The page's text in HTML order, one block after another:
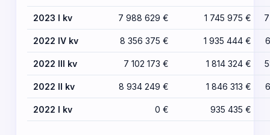
2023 I kv 7 988 629 € 1 745 975 €
2022 IV kv 8 356 375 € 1 935 444 €
2022 III kv 7 102 173 € 1 814 324 €
2022 II kv 8 934 249 € 1 846 313 €
2022 I kv 0 € 935 435 €